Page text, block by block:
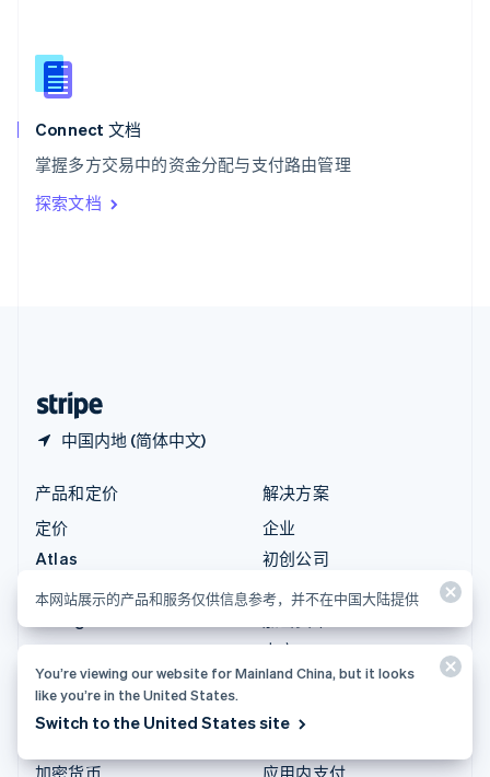
Connect 文档
掌握多方交易中的资金分配与支付路由管理
探索文档
中国内地 (简体中文)
新西兰
English
匈牙利
English
ItalianoEnglish
印度
English
产品和定价
定价
Atlas
Authorization Boost
Capital
Checkout
加密货币
解决方案
企业
初创公司
智能体商务
电商
嵌入式金融服务
应用内支付
本网站展示的产品和服务仅供信息参考，并不在中国大陆提供
You’re viewing our website for Mainland China, but it looks
like you’re in the United States.
Switch to the United States site